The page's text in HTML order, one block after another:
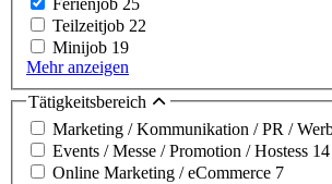
Teilzeitjob 22
Minijob 19
Mehr anzeigen
Tätigkeitsbereich
Marketing / Kommunikation / PR /
Events / Messe / Promotion / Hostess 14
Online Marketing / eCommerce 7